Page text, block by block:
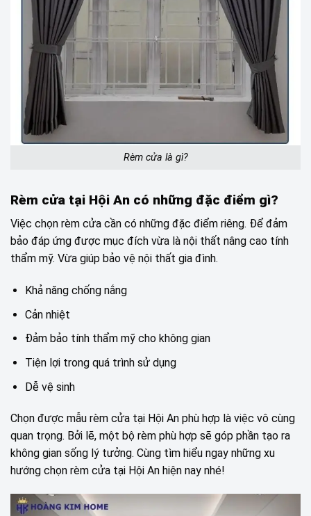
Rèm cửa là gì?
Rèm cửa tại Hội An có những đặc điểm gì?
Việc chọn rèm cửa cần có những đặc điểm riêng. Để đảm
bảo đáp ứng được mục đích vừa là nội thất nâng cao tính
thẩm mỹ. Vừa giúp bảo vệ nội thất gia đình.
Khả năng chống nắng
Cản nhiệt
Đảm bảo tính thẩm mỹ cho không gian
Tiện lợi trong quá trình sử dụng
Dễ vệ sinh
Chọn được mẫu rèm cửa tại Hội An phù hợp là việc vô cùng
quan trọng. Bởi lẽ, một bộ rèm phù hợp sẽ góp phần tạo ra
không gian sống lý tưởng. Cùng tìm hiểu ngay những xu
hướng chọn rèm cửa tại Hội An hiện nay nhé!